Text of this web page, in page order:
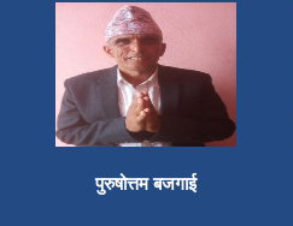
पुरुषोत्तम बजगाई